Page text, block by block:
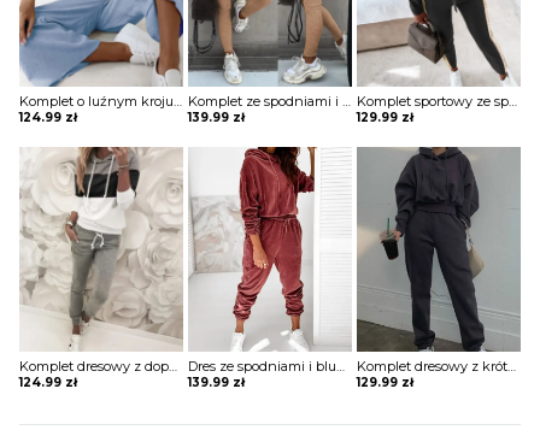
Komplet o luźnym kroju ze spodniami i topem
124.99 zł
Komplet ze spodniami i bluzką z odkrytym ramieniem
139.99 zł
Komplet sportowy ze spodniami i bluzą z dekoltem w kształcie litery V
129.99 zł
Komplet dresowy z dopasowanymi spodniami i bluzą z kapturem
124.99 zł
Dres ze spodniami i bluzą z kapturem
139.99 zł
Komplet dresowy z krótką bluzą
129.99 zł